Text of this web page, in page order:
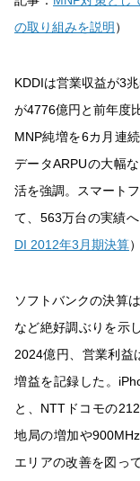
の取り組みを説明 ）
KDDIは営業収益が3
が4776億円と前年度
MNP純増を6カ月連
データARPUの大幅
活を強調。スマート
て、563万台の実績
DI 2012年3月期決算
ソフトバンクの決算
など絶好調ぶりを示
2024億円、営業利益
増益を記録した。
と、NTTドコモの
地局の増加や
エリアの改善を図っ